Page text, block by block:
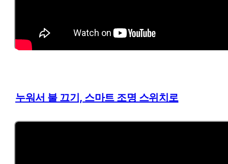
누워서 불 끄기, 스마트 조명 스위치로